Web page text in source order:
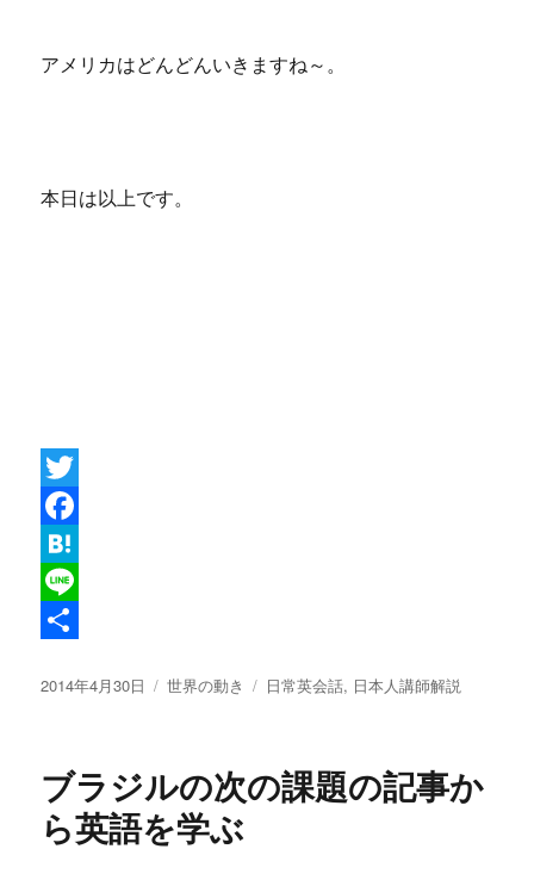
アメリカはどんどんいきますね～。
本日は以上です。
T
w
i
e
F
a
c
b
o
k
H
a
e
a
L
n
有
投
2014年4月30日
カ
ー
世界の動き
タ
日常英会話, 日本人講師解説
ブラジルの次の課題の記事か
ら英語を学ぶ